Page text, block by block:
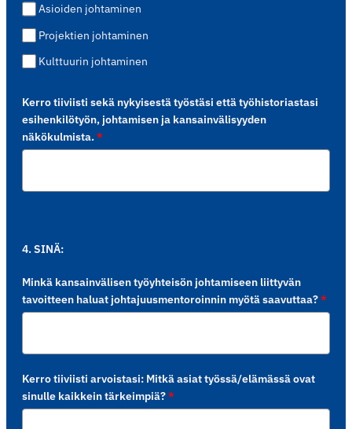
Asioiden johtaminen
Projektien johtaminen
Kulttuurin johtaminen
Kerro tiiviisti sekä nykyisestä työstäsi että työhistoriastasi
esihenkilötyön, johtamisen ja kansainvälisyyden
näkökulmista.*
4. SINÄ:
Minkä kansainvälisen työyhteisön johtamiseen liittyvän
tavoitteen haluat johtajuusmentoroinnin myötä saavuttaa?*
Kerro tiiviisti arvoistasi: Mitkä asiat työssä/elämässä ovat
sinulle kaikkein tärkeimpiä?*